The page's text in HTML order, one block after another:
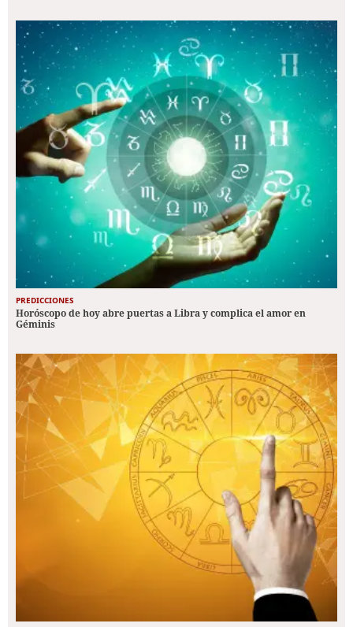
PREDICCIONES
Horóscopo de hoy abre puertas a Libra y complica el amor en
Géminis